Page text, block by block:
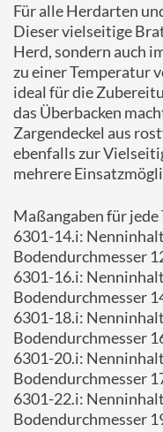
Für alle Herdarten
Dieser vielseitige
Herd, sondern auch
zu einer Temperatur
ideal für die
das Überbacken
Zargendeckel aus
ebenfalls zur
mehrere
Maßangaben für
6301-14.i:
Bodendurchmesser
6301-16.i:
Bodendurchmesser
6301-18.i:
Bodendurchmesser
6301-20.i:
Bodendurchmesser
6301-22.i:
Bodendurchmesser